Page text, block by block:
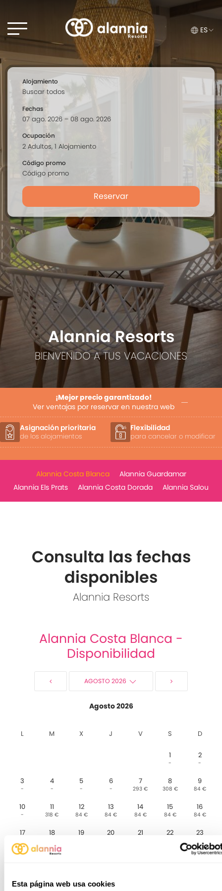
Esta página web usa cookies
Alannia Resorts
BIENVENIDO A TUS VACACIONES
ES
Alojamiento
Fechas
Ocupación
Código promo
Reservar
¡Mejor precio garantizado!
Ver ventajas por reservar en nuestra web
Asignación prioritaria
de los alojamientos
Flexibilidad
para cancelar o modificar
Alannia Costa Blanca
Alannia Guardamar
Alannia Els Prats
Alannia Costa Dorada Alannia Salou
Consulta las fechas
disponibles
Alannia Resorts
Alannia Costa Blanca -
Disponibilidad
AGOSTO 2026
Agosto 2026
L M X J V S D
1
-
2
-
3
-
4
-
5
-
6
-
7
293 €
8
308 €
9
84 €
10
-
11
318 €
12
84 €
13
84 €
14
84 €
15
84 €
16
84 €
17 18 19 20 21 22 23
64 €
31